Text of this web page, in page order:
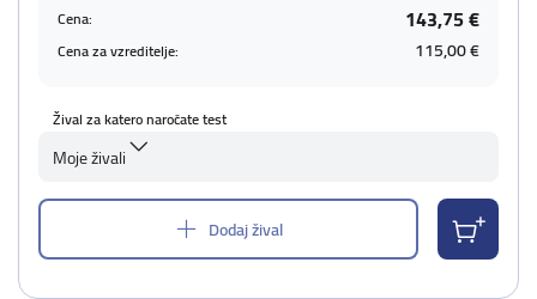
Cena: 143,75 €
Cena za vzreditelje: 115,00 €
Žival za katero naročate test
Moje živali
Dodaj žival